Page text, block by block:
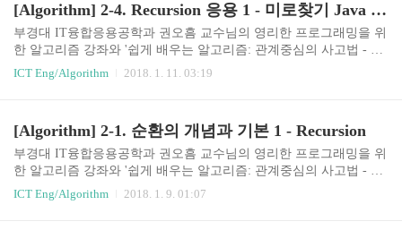
한 문제이다.위의 방법대로 n개의 말을 놓으려면, 결국 조건을 만족
하면서 하나의 행에 하나의 말이 와야한다.Backtracking내가 지나온
길을 다시 되돌아 가면서 문제를 해결한다.어떠한 결정들을 내려가
[Algorithm] 2-4. Recursion 응용 1 - 미로찾기 Java 구현
부경대 IT융합응용공학과 권오흠 교수님의 영리한 프로그래밍을 위
한 알고리즘 강좌와 '쉽게 배우는 알고리즘: 관계중심의 사고법 - 문
병로'등을 통한 알고리즘 학습 강좌 링크2-4. Recursion의 응용 1 - 미
로찾기Maze - 미로찾기(n-1, n-1)의 좌표를 출구로 가정흰색이 지날
치가 출구이거나(이미 내가 출구에 와 있거나). 혹은,이웃한 셀들 중
하나에서 현재 위치를 지나지 않고 출구까지 가는 경로가 있거나.위
의 경우를 Recursive하게 생각한다. 전체 문제를 해결하려고 하면 부
하나가..
ICT Eng/Algorithm 2018. 1. 11. 03:19
[Algorithm] 2-1. 순환의 개념과 기본 1 - Recursion
부경대 IT융합응용공학과 권오흠 교수님의 영리한 프로그래밍을 위
한 알고리즘 강좌와 '쉽게 배우는 알고리즘: 관계중심의 사고법 - 문
병로'등을 통한 알고리즘 학습 강좌 링크2-1. 순환(Recursion)의 개념
과 기본 예제 1Recursion우리말로 순환 또는 재귀함수 라고 한다. 즉,
ICT Eng/Algorithm 2018. 1. 9. 01:07